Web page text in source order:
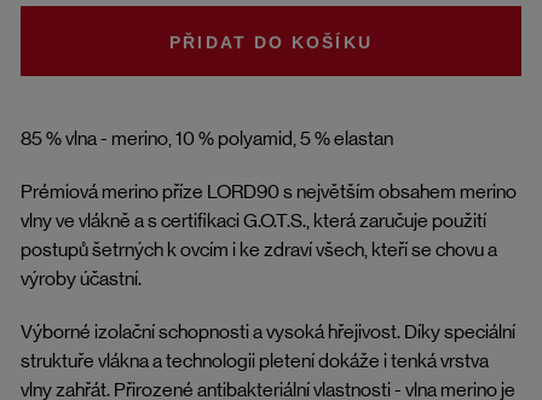
85 % vlna - merino, 10 % polyamid, 5 % elastan
Prémiová merino příze LORD90 s největším obsahem merino
vlny ve vlákně a s certifikaci G.O.T.S., která zaručuje použití
postupů šetrných k ovcím i ke zdraví všech, kteří se chovu a
výroby účastní.
Výborné izolační schopnosti a vysoká hřejivost. Díky speciální
struktuře vlákna a technologii pletení dokáže i tenká vrstva
vlny zahřát. Přirozené antibakteriální vlastnosti - vlna merino je
DO KOŠÍKU